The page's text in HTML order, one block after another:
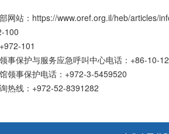
网站：https://www.oref.org.il/heb/articles/
100
101
事保护与服务应急呼叫中心电话：+86-10-
领事保护电话：+972-3-5459520
热线：+972-52-8391282